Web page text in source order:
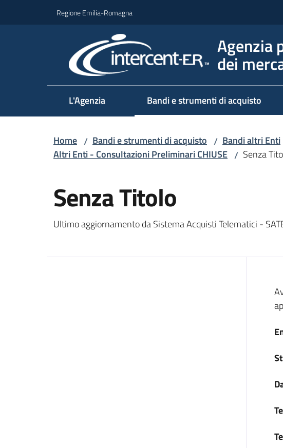
Regione Emilia-Romagna
Agenzia
dei
L'Agenzia Bandi e strumenti di acquisto
Home / Bandi e strumenti di acquisto / Bandi altri Enti
Altri Enti - Consultazioni Preliminari CHIUSE / Senza
Senza Titolo
Ultimo aggiornamento da Sistema Acquisti Telematici -